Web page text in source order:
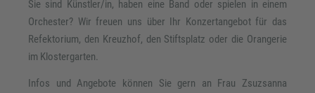
Sie sind Künstler/in, haben eine Band oder spielen in einem
Orchester? Wir freuen uns über Ihr Konzertangebot für das
Refektorium, den Kreuzhof, den Stiftsplatz oder die Orangerie
im Klostergarten.
Infos und Angebote können Sie gern an Frau Zsuzsanna